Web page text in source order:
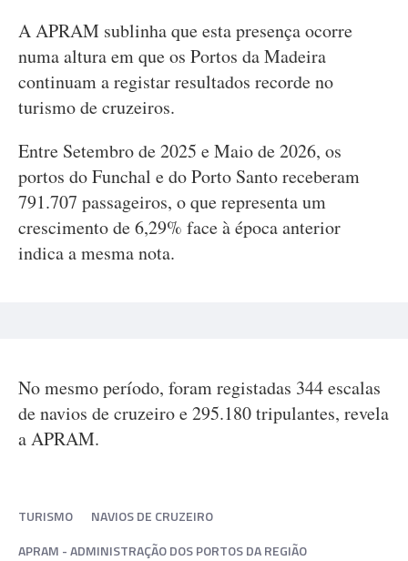
A APRAM sublinha que esta presença ocorre
numa altura em que os Portos da Madeira
continuam a registar resultados recorde no
turismo de cruzeiros.
Entre Setembro de 2025 e Maio de 2026, os
portos do Funchal e do Porto Santo receberam
791.707 passageiros, o que representa um
crescimento de 6,29% face à época anterior
indica a mesma nota.
No mesmo período, foram registadas 344 escalas
de navios de cruzeiro e 295.180 tripulantes, revela
a APRAM.
TURISMO
NAVIOS DE CRUZEIRO
APRAM - ADMINISTRAÇÃO DOS PORTOS DA REGIÃO